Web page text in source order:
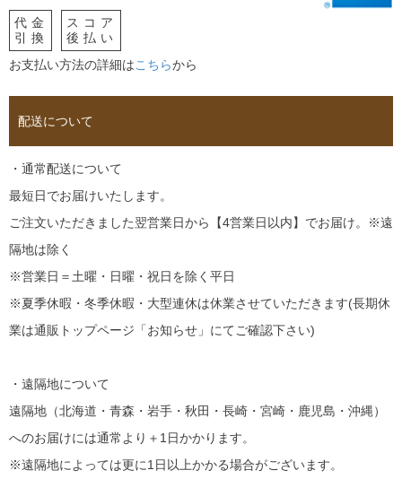
代金
引換
スコア
後払い
お支払い方法の詳細はこちらから
配送について
・通常配送について
最短日でお届けいたします。
ご注文いただきました翌営業日から【4営業日以内】でお届け。※遠
隔地は除く
※営業日＝土曜・日曜・祝日を除く平日
※夏季休暇・冬季休暇・大型連休は休業させていただきます(長期休
業は通販トップページ「お知らせ」にてご確認下さい)
・遠隔地について
遠隔地（北海道・青森・岩手・秋田・長崎・宮崎・鹿児島・沖縄）
へのお届けには通常より＋1日かかります。
※遠隔地によっては更に1日以上かかる場合がございます。